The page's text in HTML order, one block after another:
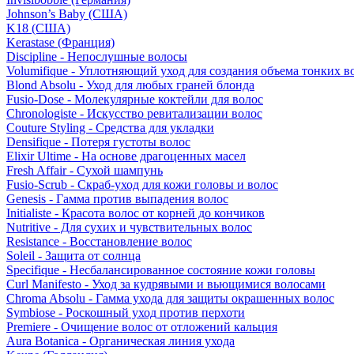
Johnson’s Baby (США)
K18 (США)
Kerastase (Франция)
Discipline - Непослушные волосы
Volumifique - Уплотняющий уход для создания объема тонких
Blond Absolu - Уход для любых граней блонда
Fusio-Dose - Молекулярные коктейли для волос
Chronologiste - Искусство ревитализации волос
Couture Styling - Средства для укладки
Densifique - Потеря густоты волос
Elixir Ultime - На основе драгоценных масел
Fresh Affair - Сухой шампунь
Fusio-Scrub - Скраб-уход для кожи головы и волос
Genesis - Гамма против выпадения волос
Initialiste - Красота волос от корней до кончиков
Nutritive - Для сухих и чувствительных волос
Resistance - Восстановление волос
Soleil - Защита от солнца
Specifique - Несбалансированное состояние кожи головы
Curl Manifesto - Уход за кудрявыми и вьющимися волосами
Chroma Absolu - Гамма ухода для защиты окрашенных волос
Symbiose - Роскошный уход против перхоти
Premiere - Очищение волос от отложений кальция
Aura Botanica - Органическая линия ухода